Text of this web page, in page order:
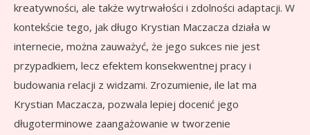
kreatywności, ale także wytrwałości i zdolności adaptacji. W
kontekście tego, jak długo Krystian Maczacza działa w
internecie, można zauważyć, że jego sukces nie jest
przypadkiem, lecz efektem konsekwentnej pracy i
budowania relacji z widzami. Zrozumienie, ile lat ma
Krystian Maczacza, pozwala lepiej docenić jego
długoterminowe zaangażowanie w tworzenie